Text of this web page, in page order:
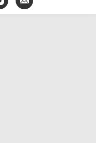
E-
mail